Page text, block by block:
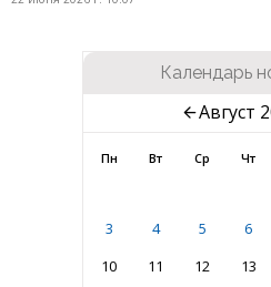
Календарь
Август
Пн Вт Ср Чт
3
4 5 6
10
11 12 13